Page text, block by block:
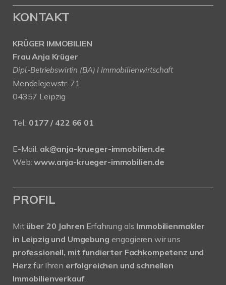
KONTAKT
KRÜGER IMMOBILIEN
Frau Anja Krüger
Dipl.-Betriebswirtin (BA) I Immobilienwirtschaft
Mendelejewstr. 71
04357 Leipzig
Tel.: 0177 / 422 66 01
E-Mail: ak@anja-krueger-immobilien.de
Web:www.anja-krueger-immobilien.de
PROFIL
Mit über 20 Jahren Erfahrung als Immobilienmakler
in Leipzig und Umgebung engagieren wir uns
professionell, mit fundierter Fachkompetenz und
Herz für Ihren erfolgreichen und schnellen
Immobilienverkauf.